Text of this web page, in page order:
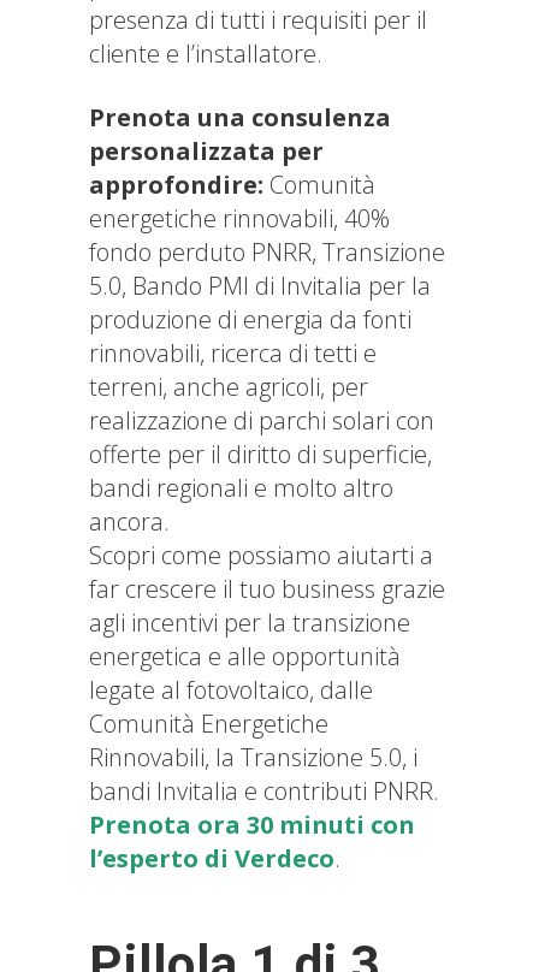
presenza di tutti i requisiti per il
cliente e l’installatore.
Prenota una consulenza
personalizzata per
approfondire: Comunità
energetiche rinnovabili, 40%
fondo perduto PNRR, Transizione
5.0, Bando PMI di Invitalia per la
produzione di energia da fonti
rinnovabili, ricerca di tetti e
terreni, anche agricoli, per
realizzazione di parchi solari con
offerte per il diritto di superficie,
bandi regionali e molto altro
ancora.
Scopri come possiamo aiutarti a
far crescere il tuo business grazie
agli incentivi per la transizione
energetica e alle opportunità
legate al fotovoltaico, dalle
Comunità Energetiche
Rinnovabili, la Transizione 5.0, i
bandi Invitalia e contributi PNRR.
Prenota ora 30 minuti con
l’esperto di Verdeco.